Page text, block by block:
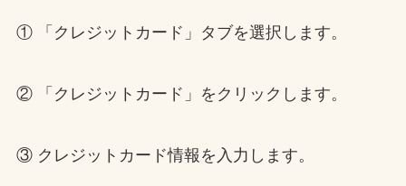
① 「クレジットカード」タブを選択します。
② 「クレジットカード」をクリックします。
③ クレジットカード情報を入力します。